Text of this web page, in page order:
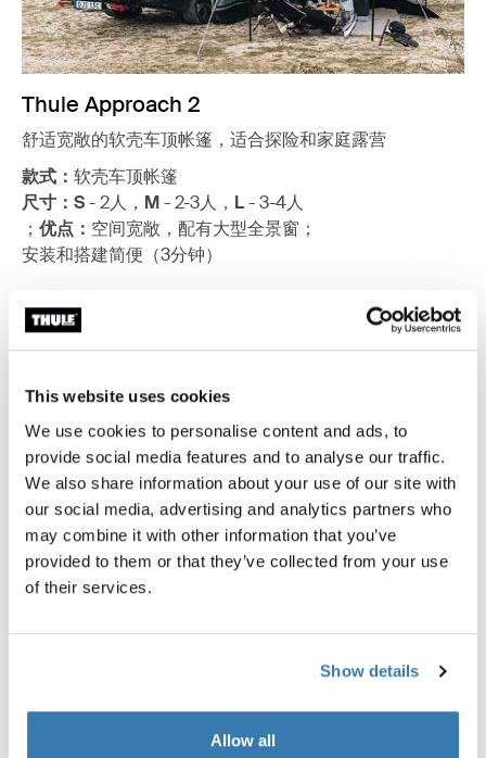
This website uses cookies
We use cookies to personalise content and ads, to
provide social media features and to analyse our traffic.
We also share information about your use of our site with
our social media, advertising and analytics partners who
may combine it with other information that you’ve
provided to them or that they’ve collected from your use
of their services.
Show details
Allow all
Thule Approach 2
舒适宽敞的软壳车顶帐篷，适合探险和家庭露营
款式： 软壳车顶帐篷
尺寸： S- 2人， M- 2-3人， L- 3-4人
； 优点： 空间宽敞，配有大型全景窗；
安装和搭建简便（3分钟）
紧凑型车顶帐篷，为活跃的露营者节省车顶空间以装载更